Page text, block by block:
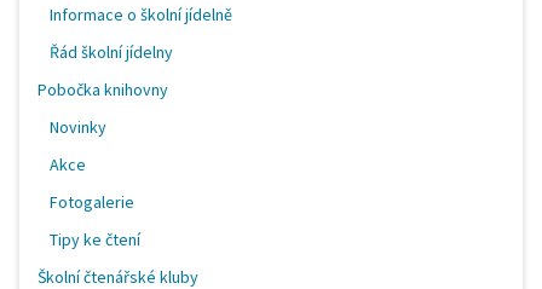
Informace o školní jídelně
Řád školní jídelny
Pobočka knihovny
Novinky
Akce
Fotogalerie
Tipy ke čtení
Školní čtenářské kluby